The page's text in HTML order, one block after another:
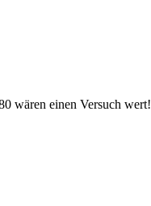
wären einen Versuch wert!